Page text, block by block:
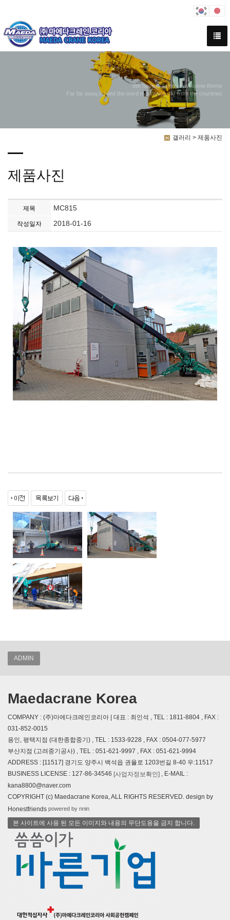
We have created a awesome theme
Far far away,behind the word mountains, far from the countries
갤러리 > 제품사진
제품사진
제목 MC815
작성일자 2018-01-16
ADMIN
Maedacrane Korea
COMPANY : (주)마에다크레인코리아 | 대표 : 최인석 , TEL : 1811-8804 , FAX :
031-852-0015
용인, 평택지점 (대한종합중기) , TEL : 1533-9228 , FAX : 0504-077-5977
부산지점 (고려중기공사) , TEL : 051-621-9997 , FAX : 051-621-9994
ADDRESS : [11517] 경기도 양주시 백석읍 권율로 1203번길 8-40 우:11517
BUSINESS LICENSE : 127-86-34546 [사업자정보확인] , E-MAIL :
kana8800@naver.com
COPYRIGHT (c) Maedacrane Korea, ALL RIGHTS RESERVED. design by
Honestfriends powered by nnin
본 사이트에 사용 된 모든 이미지와 내용의 무단도용을 금지 합니다.